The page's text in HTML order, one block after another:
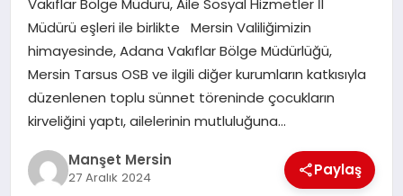
MAGAZİN
SAĞLIK
SİYASET
Vakıflar Bölge Müdürü, Aile Sosyal Hizmetler İl
Müdürü eşleri ile birlikte Mersin Valiliğimizin
himayesinde, Adana Vakıflar Bölge Müdürlüğü,
Mersin Tarsus OSB ve ilgili diğer kurumların katkısıyla
düzenlenen toplu sünnet töreninde çocukların
kirveliğini yaptı, ailelerinin mutluluğuna…
Manşet Mersin
27 Aralık 2024 Paylaş